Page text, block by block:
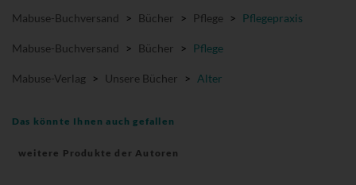
Mabuse-Buchversand > Bücher > Pflege > Pflegepraxis
Mabuse-Buchversand > Bücher > Pflege
Mabuse-Verlag > Unsere Bücher > Alter
Das könnte Ihnen auch gefallen
weitere Produkte der Autoren